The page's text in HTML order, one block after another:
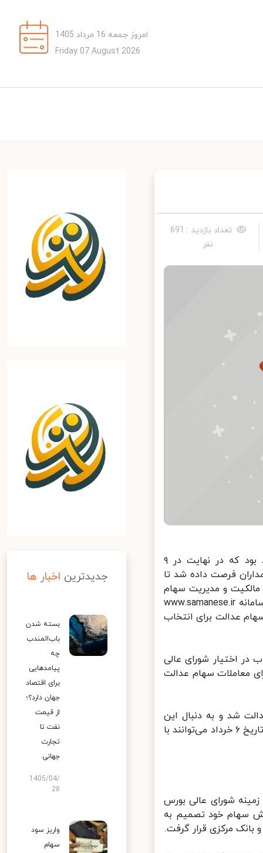
امروز جمعه 16 مرداد 1405
Friday 07 August 2026
تعداد بازدید : 691
نفر
ایرنا: آزادسازی سهام عدالت از جمله اقدامات مهم دولت تدبیر و امید بود که در نهایت در ۹
به سهامداران فرصت داده شد تا
و مدیریت سهام
خود را به صورت مستقیم و بدون واسطه در اختیار خود بگیرند، با ورود به سامانه www.samanese.ir
عدالت برای انتخاب
اختیار شورای عالی
معاملات سهام عدالت
۳۰ درصد از سهام عدالت شد و به دنبال این
تصمیم اعلام کردند افرادی که روش مدیریت مستقیم را انتخاب کرده‌اند از تاریخ ۶ خرداد می‌توانند با
شورای عالی بورس
سهام خود تصمیم به
مرکزی قرار گرفت.
جدیدترین اخبار ها
بسته شدن
باب‌المندب
چه
پیامدهایی
برای اقتصاد
جهان دارد؟؛
از قیمت
نفت تا
تجارت
جهانی
1405/04/
28
واریز سود
سهام